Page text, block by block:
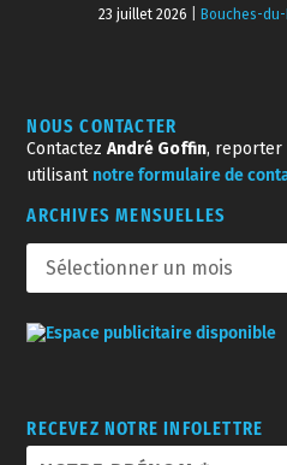
23 juillet 2026 Bouches-
NOUS CONTACTER
ContactezAndré Goffin, reporter
utilisant notre formulaire de
ARCHIVES MENSUELLES
RECEVEZ NOTRE INFOLETTRE